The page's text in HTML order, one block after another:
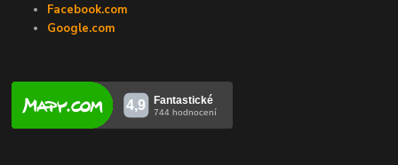
Facebook.com
Google.com